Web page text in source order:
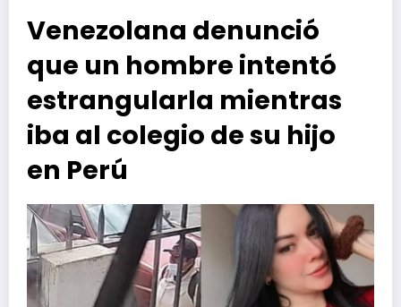
Venezolana denunció
que un hombre intentó
estrangularla mientras
iba al colegio de su hijo
en Perú